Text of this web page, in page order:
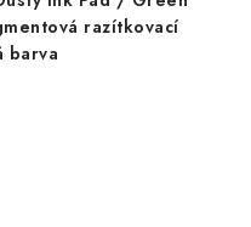
razítkovací
barva